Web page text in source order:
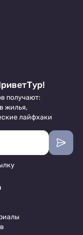
получают:
жилья,
лайфхаки